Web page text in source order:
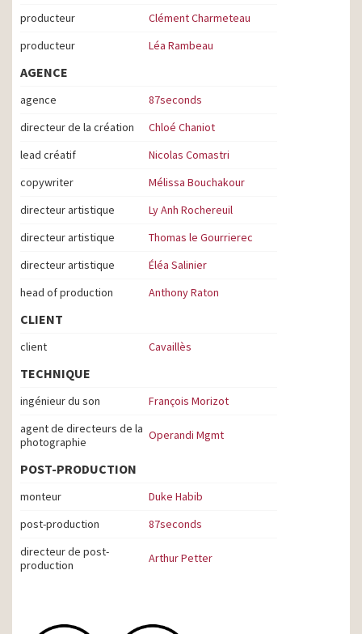
producteur
Clément Charmeteau
producteur
Léa Rambeau
AGENCE
agence
87seconds
directeur de la création
Chloé Chaniot
lead créatif
Nicolas Comastri
copywriter
Mélissa Bouchakour
directeur artistique
Ly Anh Rochereuil
directeur artistique
Thomas le Gourrierec
directeur artistique
Éléa Salinier
head of production
Anthony Raton
CLIENT
client Cavaillès
TECHNIQUE
ingénieur du son
François Morizot
agent de directeurs de la
photographie
Operandi Mgmt
POST-PRODUCTION
monteur
Duke Habib
post-production
87seconds
directeur de post-
production
Arthur Petter